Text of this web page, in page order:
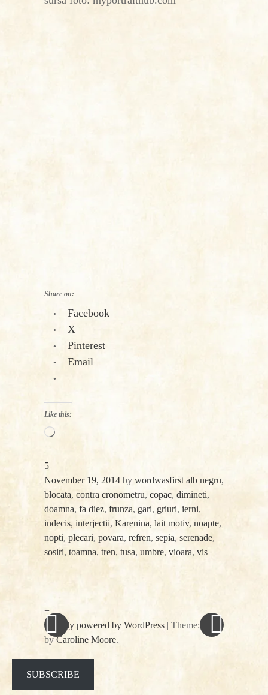
Share on:
Facebook
X
Pinterest
Email
Like this:
Loading…
5
November 19, 2014 by wordwasfirst alb negru,
blocata, contra cronometru, copac, dimineti,
doamna, fa diez, frunza, gari, griuri, ierni,
indecis, interjectii, Karenina, lait motiv, noapte,
nopti, plecari, povara, refren, sepia, serenade,
sosiri, toamna, tren, tusa, umbre, vioara, vis
navigation
+
Proudly powered by WordPress | Theme: spun
byCaroline Moore.
SUBSCRIBE